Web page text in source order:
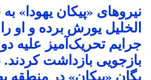
نیروهای «پیکان یهودا»
الخلیل یورش برده و او
جرایم تحریک‌آمیز علیه
بازجویی بازداشت کردند.